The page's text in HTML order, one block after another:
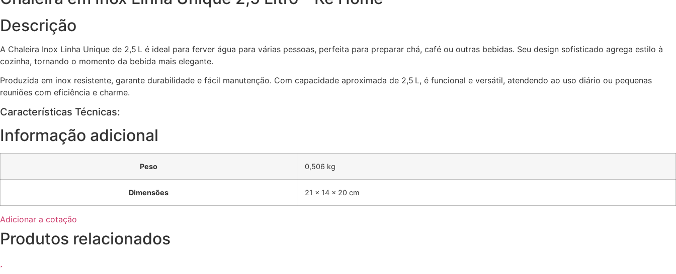
Descrição
A Chaleira Inox Linha Unique de 2,5 L é ideal para ferver água para várias pessoas, perfeita para preparar chá, café ou outras bebidas. Seu design sofisticado agrega estilo à
cozinha, tornando o momento da bebida mais elegante.
Produzida em inox resistente, garante durabilidade e fácil manutenção. Com capacidade aproximada de 2,5 L, é funcional e versátil, atendendo ao uso diário ou pequenas
reuniões com eficiência e charme.
Características Técnicas:
Informação adicional
Peso 0,506 kg
Dimensões 21 × 14 × 20 cm
Adicionar a cotação
Produtos relacionados